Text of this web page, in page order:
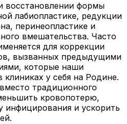
восстановлении формы
лабиопластике, редукции
перинеопластике и
вмешательства. Часто
для коррекции
вызванных предыдущими
которые наши
у себя на Родине.
традиционного
кровопотерю,
инфицирования и ускорить